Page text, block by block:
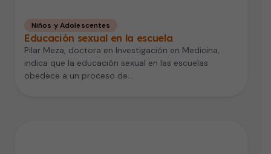
Niños y Adolescentes
Educación sexual en la escuela
Pilar Meza, doctora en Investigación en Medicina,
indica que la educación sexual en las escuelas
obedece a un proceso de…